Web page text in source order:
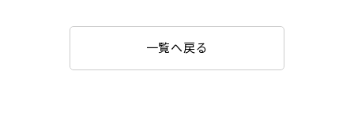
一覧へ戻る